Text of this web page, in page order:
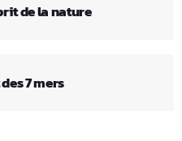
de la nature
7 mers